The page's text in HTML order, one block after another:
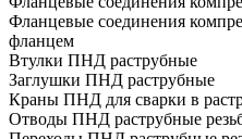
Фланцевые соединения
фланцем
Втулки ПНД раструбные
Заглушки ПНД раструбные
Краны ПНД для сварки в
Отводы ПНД раструбные